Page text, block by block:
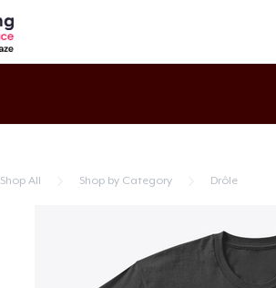
Shop All Shop by Category Drôle